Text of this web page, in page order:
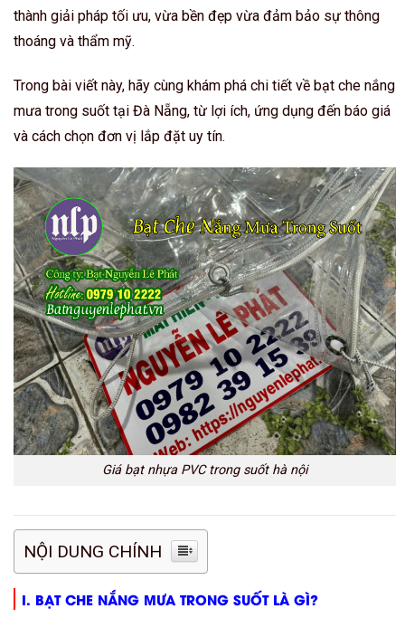
thành giải pháp tối ưu, vừa bền đẹp vừa đảm bảo sự thông
thoáng và thẩm mỹ.
Trong bài viết này, hãy cùng khám phá chi tiết về bạt che nắng
mưa trong suốt tại Đà Nẵng, từ lợi ích, ứng dụng đến báo giá
và cách chọn đơn vị lắp đặt uy tín.
Giá bạt nhựa PVC trong suốt hà nội
NỘI DUNG CHÍNH
I. BẠT CHE NẮNG MƯA TRONG SUỐT LÀ GÌ?